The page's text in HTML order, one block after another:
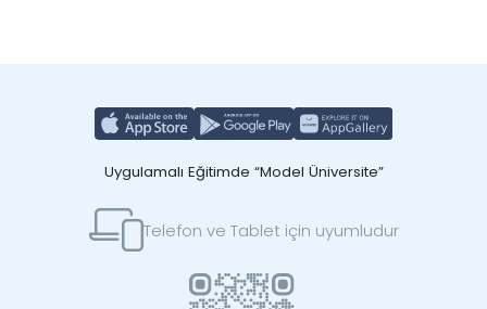
Uygulamalı Eğitimde “Model Üniversite”
Telefon ve Tablet için uyumludur